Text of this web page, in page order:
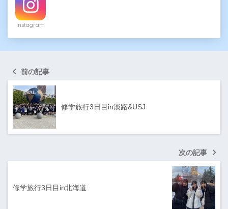
Instagram
前の記事
修学旅行3日目in淡路&USJ
次の記事
修学旅行3日目in北海道